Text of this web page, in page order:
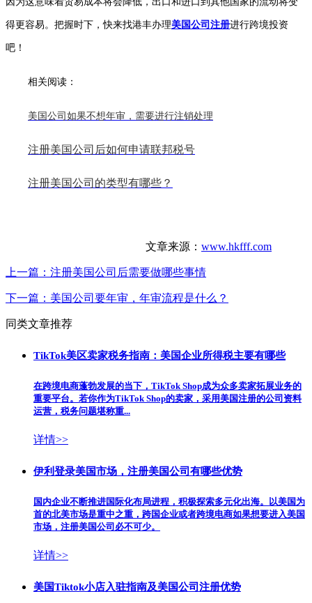
得更容易。把握时下，快来找港丰办理美国公司注册进行跨境投资
吧！
相关阅读：
美国公司如果不想年审，需要进行注销处理
注册美国公司后如何申请联邦税号
注册美国公司的类型有哪些？
文章来源： www.hkfff.com
上一篇： 注册美国公司后需要做哪些事情
下一篇： 美国公司要年审，年审流程是什么？
同类文章推荐
TikTok美区卖家税务指南：美国企业所得税主要有哪些
在跨境电商蓬勃发展的当下，TikTok Shop成为众多卖家拓展业务的
重要平台。若你作为TikTok Shop的卖家，采用美国注册的公司资料
运营，税务问题堪称重...
详情>>
伊利登录美国市场，注册美国公司有哪些优势
国内企业不断推进国际化布局进程，积极探索多元化出海。以美国为
首的北美市场是重中之重，跨国企业或者跨境电商如果想要进入美国
市场，注册美国公司必不可少。
详情>>
美国Tiktok小店入驻指南及美国公司注册优势